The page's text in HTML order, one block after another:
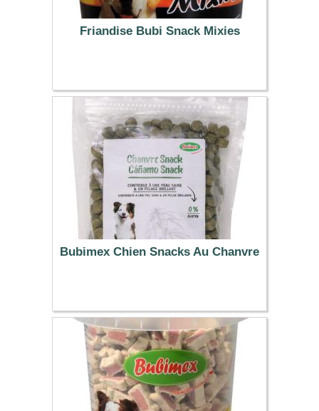
Friandise Bubi Snack Mixies
7.19 €
Bubimex Chien Snacks Au Chanvre
2.79 €